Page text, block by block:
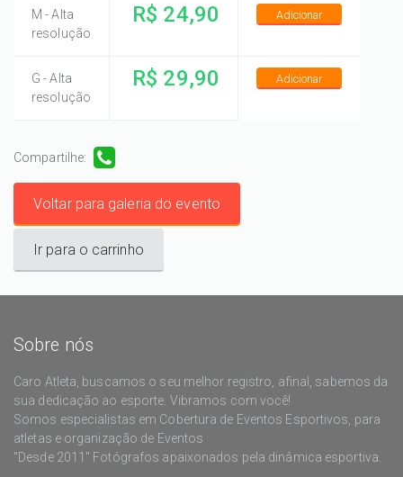
M - Alta
resolução
R$ 24,90 Adicionar
G - Alta
resolução
R$ 29,90 Adicionar
Compartilhe:
Voltar para galeria do evento
Ir para o carrinho
Sobre nós
Caro Atleta, buscamos o seu melhor registro, afinal, sabemos da
sua dedicação ao esporte. Vibramos com você!
Somos especialistas em Cobertura de Eventos Esportivos, para
atletas e organização de Eventos
"Desde 2011" Fotógrafos apaixonados pela dinâmica esportiva.